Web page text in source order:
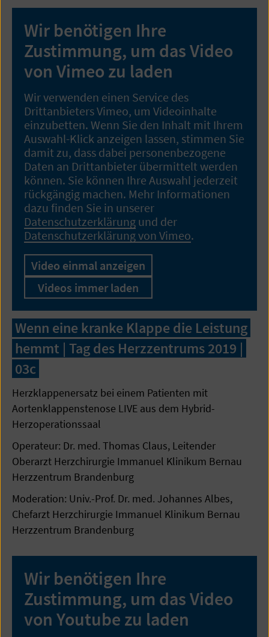
Wir benötigen Ihre
Zustimmung, um das Video
von Vimeo zu laden
Wir verwenden einen Service des
Drittanbieters Vimeo, um Videoinhalte
einzubetten. Wenn Sie den Inhalt mit Ihrem
Auswahl-Klick anzeigen lassen, stimmen Sie
damit zu, dass dabei personenbezogene
Daten an Drittanbieter übermittelt werden
können. Sie können Ihre Auswahl jederzeit
rückgängig machen. Mehr Informationen
dazu finden Sie in unserer
Datenschutzerklärung und der
Datenschutzerklärung von Vimeo.
Video einmal anzeigen
Videos immer laden
Wenn eine kranke Klappe die Leistung
hemmt | Tag des Herzzentrums 2019 |
03c
Herzklappenersatz bei einem Patienten mit
Aortenklappenstenose LIVE aus dem Hybrid-
Herzoperationssaal
Operateur: Dr. med. Thomas Claus, Leitender
Oberarzt Herzchirurgie Immanuel Klinikum Bernau
Herzzentrum Brandenburg
Moderation: Univ.-Prof. Dr. med. Johannes Albes,
Chefarzt Herzchirurgie Immanuel Klinikum Bernau
Herzzentrum Brandenburg
Wir benötigen Ihre
Zustimmung, um das Video
von Youtube zu laden